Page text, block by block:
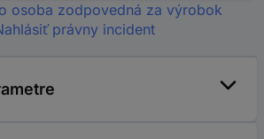
osoba zodpovedná za výrobok
právny incident